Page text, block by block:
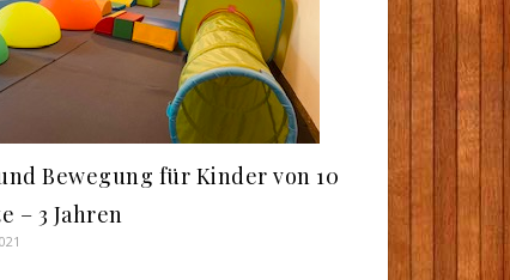
Bewegung für Kinder von 10
– 3 Jahren